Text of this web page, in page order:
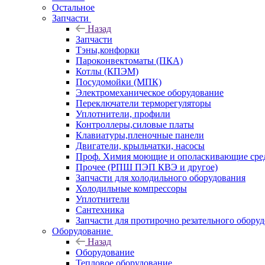
Остальное
Запчасти
Назад
Запчасти
Тэны,конфорки
Пароконвектоматы (ПКА)
Котлы (КПЭМ)
Посудомойки (МПК)
Электромеханическое оборудование
Переключатели терморегуляторы
Уплотнители, профили
Контроллеры,силовые платы
Клавиатуры,пленочные панели
Двигатели, крыльчатки, насосы
Проф. Химия моющие и ополаскивающие
Прочее (РПШ ПЭП КВЭ и другое)
Запчасти для холодильного оборудования
Холодильные компрессоры
Уплотнители
Сантехника
Запчасти для протирочно резательного
Оборудование
Назад
Оборудование
Тепловое оборудование